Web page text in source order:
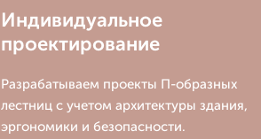
Индивидуальное
проектирование
Разрабатываем проекты П-образных
лестниц с учетом архитектуры здания,
эргономики и безопасности.